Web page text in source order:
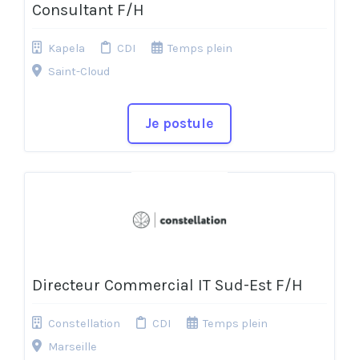
Consultant F/H
Kapela CDI
Temps plein
Saint-Cloud
Je postule
Directeur Commercial IT Sud-Est F/H
Constellation CDI
Temps plein
Marseille